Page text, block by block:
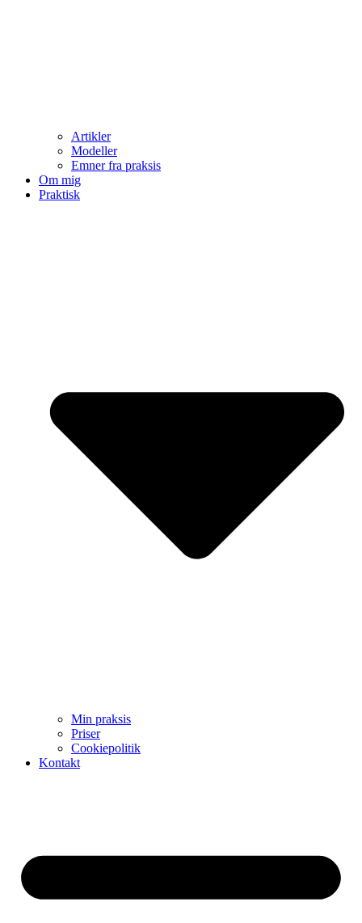
Artikler
Modeller
Emner fra praksis
Om mig
Praktisk
Min praksis
Priser
Cookiepolitik
Kontakt